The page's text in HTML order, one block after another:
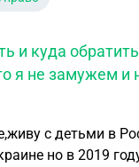
и куда
я не замужем и
с детьми в
но в 2019